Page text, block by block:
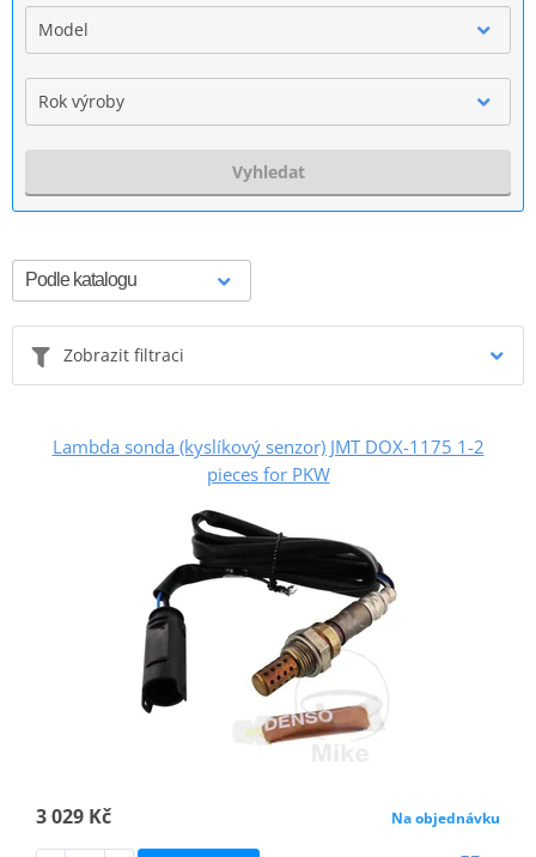
Model
Rok výroby
Vyhledat
Zobrazit filtraci
Lambda sonda (kyslíkový senzor) JMT DOX-1175 1-2
pieces for PKW
3 029 Kč Na objednávku